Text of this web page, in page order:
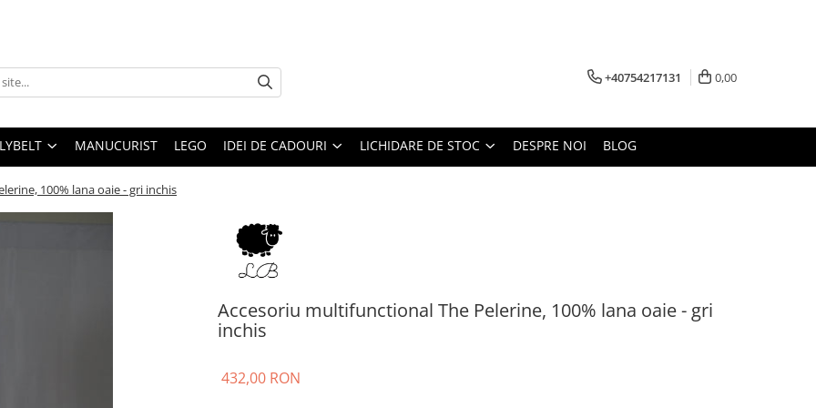
+40754217131 0,00
MANUCURIST LEGO IDEI DE CADOURI LICHIDARE DE STOC DESPRE NOI BLOG
100% lana oaie - gri inchis
Accesoriu multifunctional The Pelerine, 100% lana oaie - gri
inchis
432,00 RON